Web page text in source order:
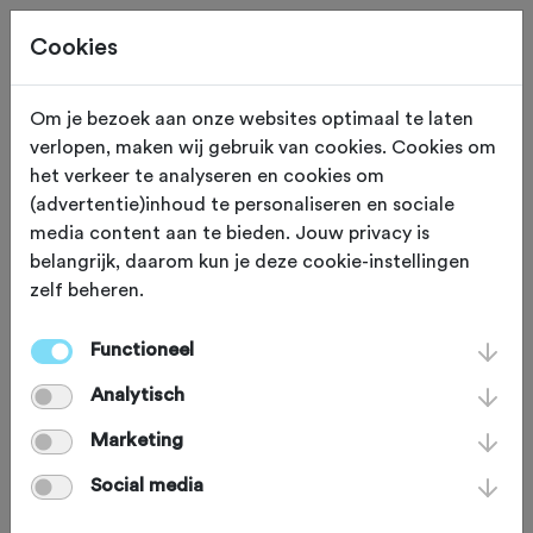
OVERIG Gewijzigd op 7 augustus 2019
Column: De hand van
...
‘De hand van God’, dat wil zeggen de
hand van Maradona op het WK
voetbal 1986, is een van de iconische
momenten uit de sport. Overduidelijk
Cookies
Om je bezoek aan onze websites optimaal te laten
verlopen, maken wij gebruik van cookies. Cookies om
het verkeer te analyseren en cookies om
(advertentie)inhoud te personaliseren en sociale
media content aan te bieden. Jouw privacy is
belangrijk, daarom kun je deze cookie-instellingen
zelf beheren.
Functioneel
Analytisch
Marketing
Social media